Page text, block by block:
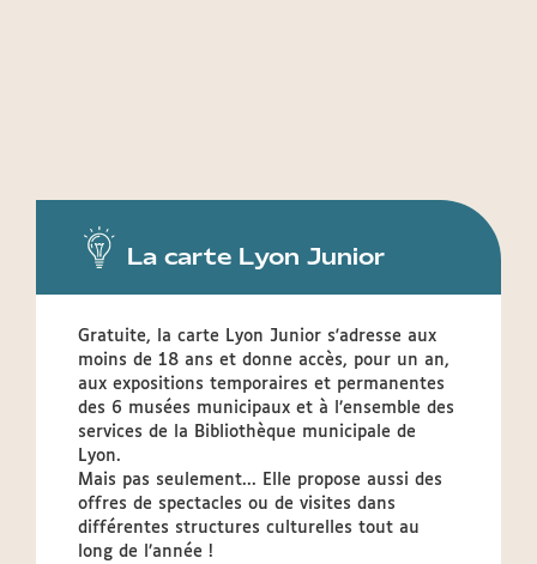
La carte Lyon Junior
Gratuite, la carte Lyon Junior s'adresse aux
moins de 18 ans et donne accès, pour un an,
aux expositions temporaires et permanentes
des 6 musées municipaux et à l’ensemble des
services de la Bibliothèque municipale de
Lyon.
Mais pas seulement... Elle propose aussi des
offres de spectacles ou de visites dans
différentes structures culturelles tout au
long de l’année !